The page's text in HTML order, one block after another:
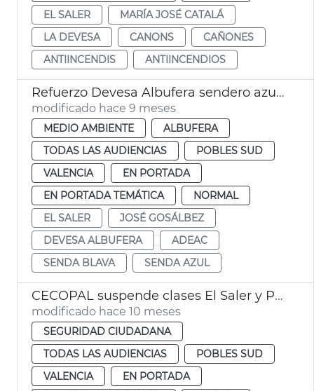
EL SALER
MARÍA JOSÉ CATALÁ
LA DEVESA
CANONS
CAÑONES
ANTIINCENDIS
ANTIINCENDIOS
Refuerzo Devesa Albufera sendero azul El Saler
modificado hace 9 meses
MEDIO AMBIENTE
ALBUFERA
TODAS LAS AUDIENCIAS
POBLES SUD
VALENCIA
EN PORTADA
EN PORTADA TEMÁTICA
NORMAL
EL SALER
JOSÉ GOSÁLBEZ
DEVESA ALBUFERA
ADEAC
SENDA BLAVA
SENDA AZUL
CECOPAL suspende clases El Saler y Pinedo València
modificado hace 10 meses
SEGURIDAD CIUDADANA
TODAS LAS AUDIENCIAS
POBLES SUD
VALENCIA
EN PORTADA